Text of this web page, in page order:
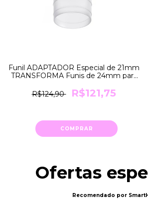
Funil ADAPTADOR Especial de 21mm
TRANSFORMA Funis de 24mm para
R$124,90
R$121,75
COMPRAR
Ofertas
Recomendado por